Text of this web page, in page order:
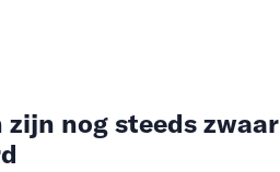
nog steeds zwaar